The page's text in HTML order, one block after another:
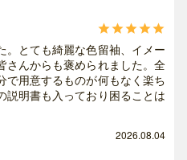

。とても綺麗な色留袖、イメー
さんからも褒められました。全
で用意するものが何もなく楽ち
説明書も入っており困ることは
2026.08.04